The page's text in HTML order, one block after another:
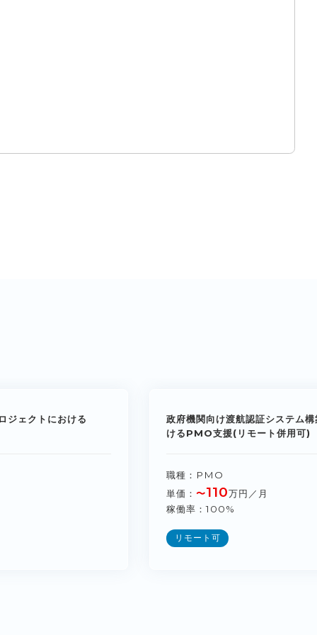
ジェクトにおける
政府機関向け渡航認証システム
けるPMO支援(リモート併用可)
職種
PMO
単価
〜110万円／月
稼働率
100%
リモート可